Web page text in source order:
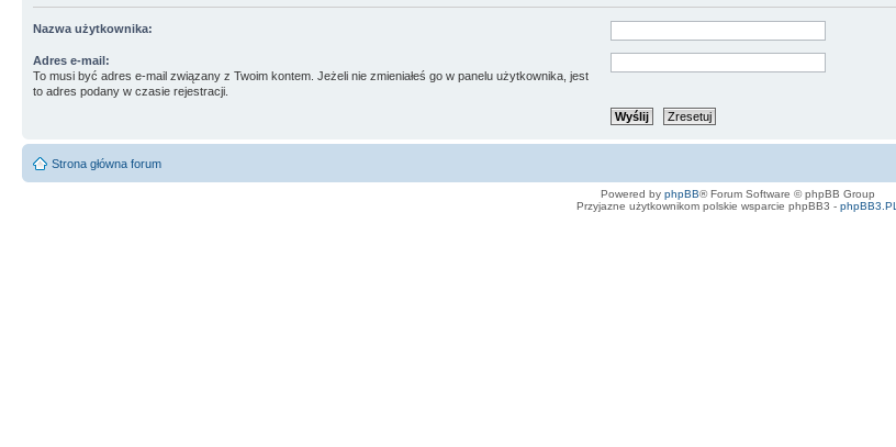
Nazwa użytkownika:
Adres e-mail:
To musi być adres e-mail związany z Twoim kontem. Jeżeli nie zmieniałeś go w panelu użytkownika, jest
to adres podany w czasie rejestracji.
Strona główna forum
Powered by phpBB® Forum Software © phpBB Group
Przyjazne użytkownikom polskie wsparcie phpBB3 - phpBB3.PL